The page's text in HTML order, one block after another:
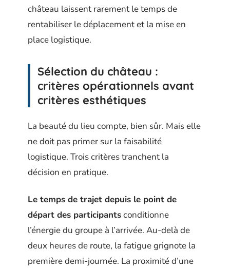
château laissent rarement le temps de
rentabiliser le déplacement et la mise en
place logistique.
Sélection du château :
critères opérationnels avant
critères esthétiques
La beauté du lieu compte, bien sûr. Mais elle
ne doit pas primer sur la faisabilité
logistique. Trois critères tranchent la
décision en pratique.
Le temps de trajet depuis le point de
départ des participantsconditionne
l’énergie du groupe à l’arrivée. Au-delà de
deux heures de route, la fatigue grignote la
première demi-journée. La proximité d’une